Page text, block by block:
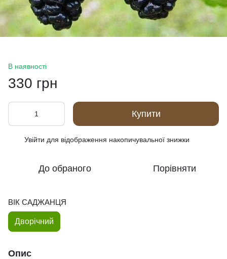
В наявності
330 грн
Купити
Увійти для відображення накопичувальної знижки
До обраного Порівняти
ВІК САДЖАНЦЯ
Дворічний
Опис